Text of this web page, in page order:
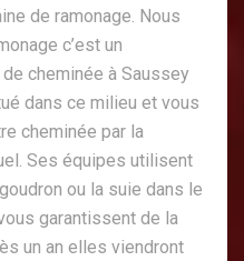
de ramonage. Nous
c’est un
cheminée à Saussey
dans ce milieu et vous
cheminée par la
Ses équipes utilisent
ou la suie dans le
garantissent de la
un an elles viendront